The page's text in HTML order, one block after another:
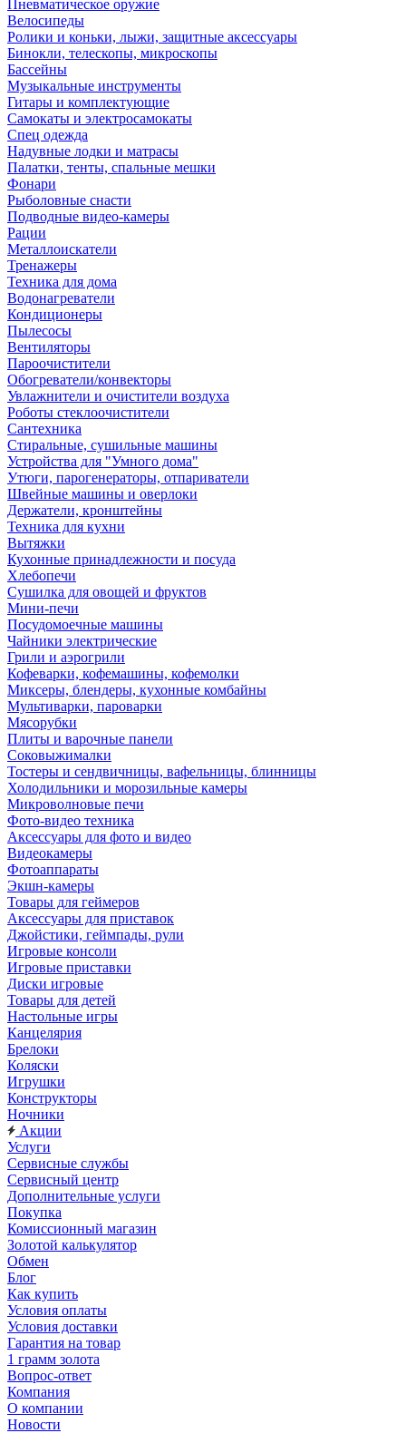
Пневматическое оружие
Велосипеды
Ролики и коньки, лыжи, защитные аксессуары
Бинокли, телескопы, микроскопы
Бассейны
Музыкальные инструменты
Гитары и комплектующие
Самокаты и электросамокаты
Спец одежда
Надувные лодки и матрасы
Палатки, тенты, спальные мешки
Фонари
Рыболовные снасти
Подводные видео-камеры
Рации
Металлоискатели
Тренажеры
Техника для дома
Водонагреватели
Кондиционеры
Пылесосы
Вентиляторы
Пароочистители
Обогреватели/конвекторы
Увлажнители и очистители воздуха
Роботы стеклоочистители
Сантехника
Стиральные, сушильные машины
Устройства для "Умного дома"
Утюги, парогенераторы, отпариватели
Швейные машины и оверлоки
Держатели, кронштейны
Техника для кухни
Вытяжки
Кухонные принадлежности и посуда
Хлебопечи
Сушилка для овощей и фруктов
Мини-печи
Посудомоечные машины
Чайники электрические
Грили и аэрогрили
Кофеварки, кофемашины, кофемолки
Миксеры, блендеры, кухонные комбайны
Мультиварки, пароварки
Мясорубки
Плиты и варочные панели
Соковыжималки
Тостеры и сендвичницы, вафельницы, блинницы
Холодильники и морозильные камеры
Микроволновые печи
Фото-видео техника
Аксессуары для фото и видео
Видеокамеры
Фотоаппараты
Экшн-камеры
Товары для геймеров
Аксессуары для приставок
Джойстики, геймпады, рули
Игровые консоли
Игровые приставки
Диски игровые
Товары для детей
Настольные игры
Канцелярия
Брелоки
Коляски
Игрушки
Конструкторы
Ночники
Акции
Услуги
Сервисные службы
Сервисный центр
Дополнительные услуги
Покупка
Комиссионный магазин
Золотой калькулятор
Обмен
Блог
Как купить
Условия оплаты
Условия доставки
Гарантия на товар
1 грамм золота
Вопрос-ответ
Компания
О компании
Новости